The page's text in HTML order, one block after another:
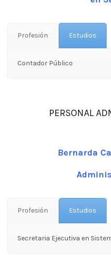
Profesión Estudios
Contador Público
PERSONAL
Bernarda
Profesión Estudios
Secretaria Ejecutiva en